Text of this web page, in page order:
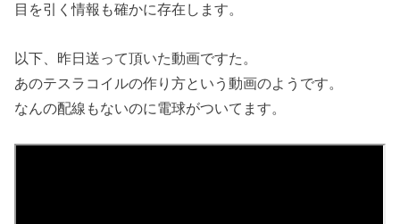
目を引く情報も確かに存在します。
以下、昨日送って頂いた動画ですた。
あのテスラコイルの作り方という動画のようです。
なんの配線もないのに電球がついてます。